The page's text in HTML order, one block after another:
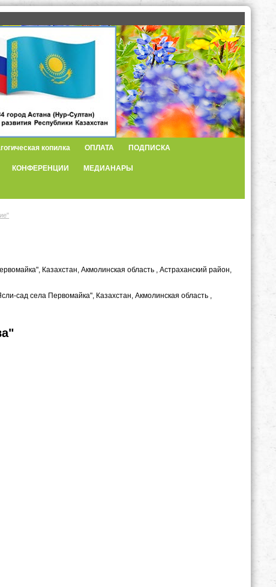
копилка ОПЛАТА ПОДПИСКА
КОНФЕРЕНЦИИ МЕДИАНАРЫ
Казахстан, Акмолинская область , Астраханский район,
сад села Первомайка", Казахстан, Акмолинская область ,